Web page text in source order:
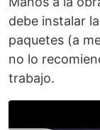
debe instalar
paquetes (a
no lo
trabajo.